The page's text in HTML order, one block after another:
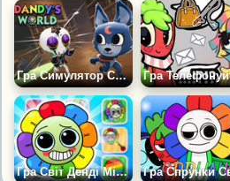
Гра Симулятор Світ Денді
Гра Світ Денді Міні Ігри: Челлендж Мод